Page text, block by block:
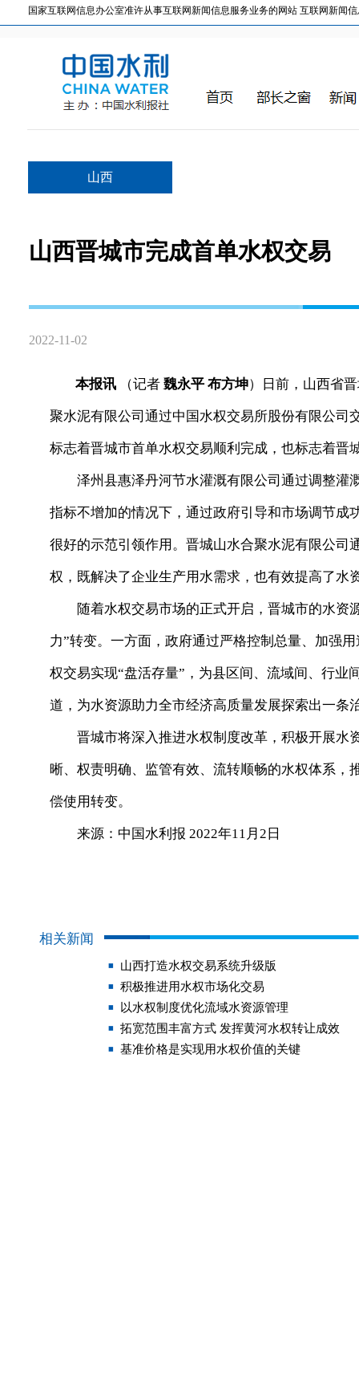
国家互联网信息办公室准许从事互联网新闻信息服务业务的网站 互联网新闻信
山西
山西晋城市完成首单水权交易
2022-11-02
本报讯 （记者 魏永平 布方坤）日前，山西省
聚水泥有限公司通过中国水权交易所股份有限公司
标志着晋城市首单水权交易顺利完成，也标志着晋
泽州县惠泽丹河节水灌溉有限公司通过调整灌
指标不增加的情况下，通过政府引导和市场调节
很好的示范引领作用。晋城山水合聚水泥有限公
权，既解决了企业生产用水需求，也有效提高了水
随着水权交易市场的正式开启，晋城市的水资
力”转变。一方面，政府通过严格控制总量、加强
权交易实现“盘活存量”，为县区间、流域间、行
道，为水资源助力全市经济高质量发展探索出一条
晋城市将深入推进水权制度改革，积极开展水
晰、权责明确、监管有效、流转顺畅的水权体系
偿使用转变。
来源：中国水利报 2022年11月2日
相关新闻
山西打造水权交易系统升级版
积极推进用水权市场化交易
以水权制度优化流域水资源管理
拓宽范围丰富方式 发挥黄河水权转让成效
基准价格是实现用水权价值的关键